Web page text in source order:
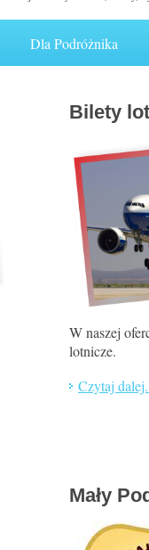
Dla Podróżnika
Bilety
W naszej
lotnicze.
Czytaj
Mały